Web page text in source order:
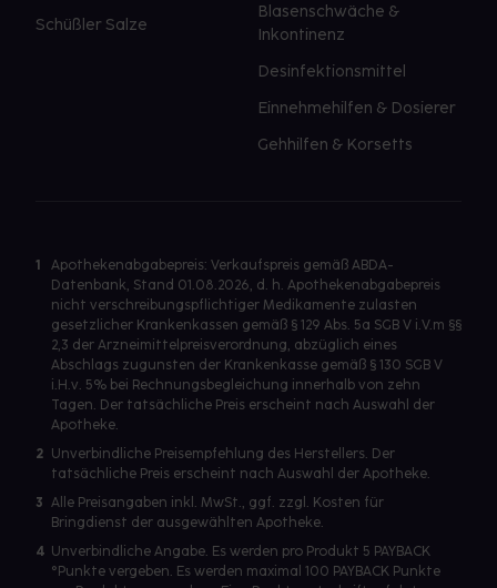
Schüßler Salze
Blasenschwäche &
Inkontinenz
Desinfektionsmittel
Einnehmehilfen & Dosierer
Gehhilfen & Korsetts
1
Apothekenabgabepreis: Verkaufspreis gemäß ABDA-
Datenbank, Stand 01.08.2026, d. h. Apothekenabgabepreis
nicht verschreibungspflichtiger Medikamente zulasten
gesetzlicher Krankenkassen gemäß § 129 Abs. 5a SGB V i.V.m §§
2,3 der Arzneimittelpreisverordnung, abzüglich eines
Abschlags zugunsten der Krankenkasse gemäß § 130 SGB V
i.H.v. 5% bei Rechnungsbegleichung innerhalb von zehn
Tagen. Der tatsächliche Preis erscheint nach Auswahl der
Apotheke.
2 Unverbindliche Preisempfehlung des Herstellers. Der
tatsächliche Preis erscheint nach Auswahl der Apotheke.
3 Alle Preisangaben inkl. MwSt., ggf. zzgl. Kosten für
Bringdienst der ausgewählten Apotheke.
4 Unverbindliche Angabe. Es werden pro Produkt 5 PAYBACK
°Punkte vergeben. Es werden maximal 100 PAYBACK Punkte